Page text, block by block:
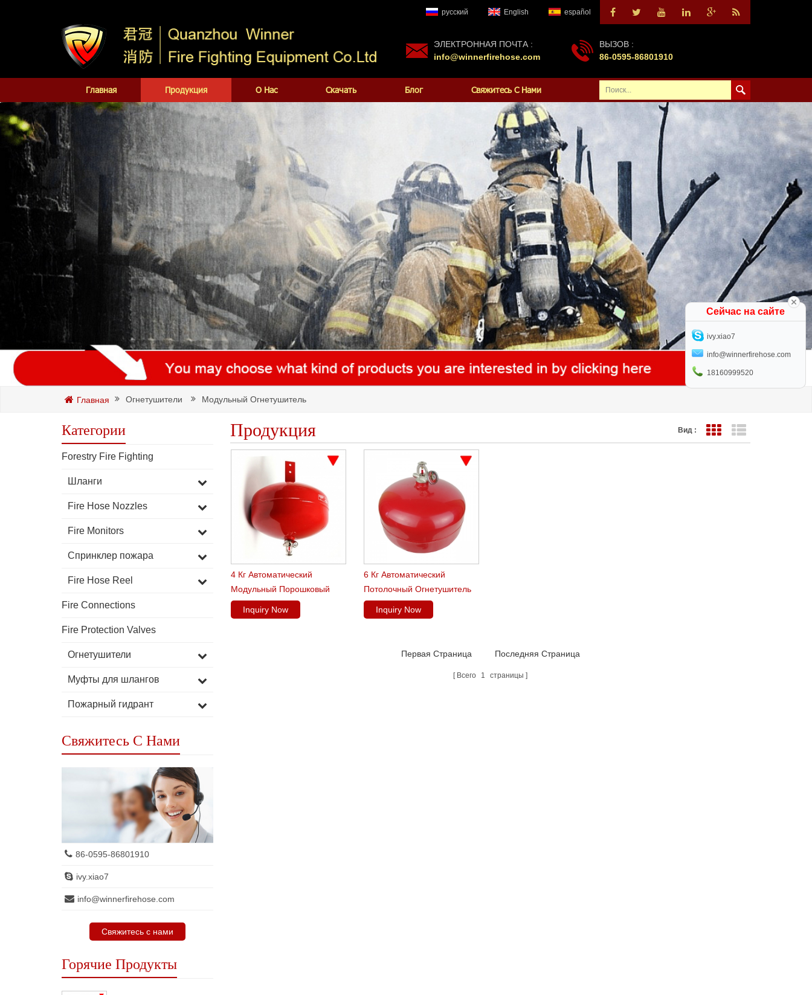
русский English español
ЭЛЕКТРОННАЯ ПОЧТА :
info@winnerfirehose.com
ВЫЗОВ :
86-0595-86801910
Главная Продукция О Нас Скачать Блог Свяжитесь С Нами
Главная Огнетушители Модульный Огнетушитель
Категории
Forestry Fire Fighting
Шланги
Fire Hose Nozzles
Fire Monitors
Спринклер пожара
Fire Hose Reel
Fire Connections
Fire Protection Valves
Огнетушители
Муфты для шлангов
Пожарный гидрант
Свяжитесь С Нами
86-0595-86801910
ivy.xiao7
info@winnerfirehose.com
Свяжитесь с нами
Горячие Продукты
Продукция Вид : Представление сетки
4 Кг Автоматический
Модульный Порошковый
Огнетушитель
Inquiry Now
6 Кг Автоматический
Потолочный Огнетушитель
Inquiry Now
Первая Страница Последняя Страница
Всего 1 страницы
Сейчас на сайте
ivy.xiao7
info@winnerfirehose.com
18160999520